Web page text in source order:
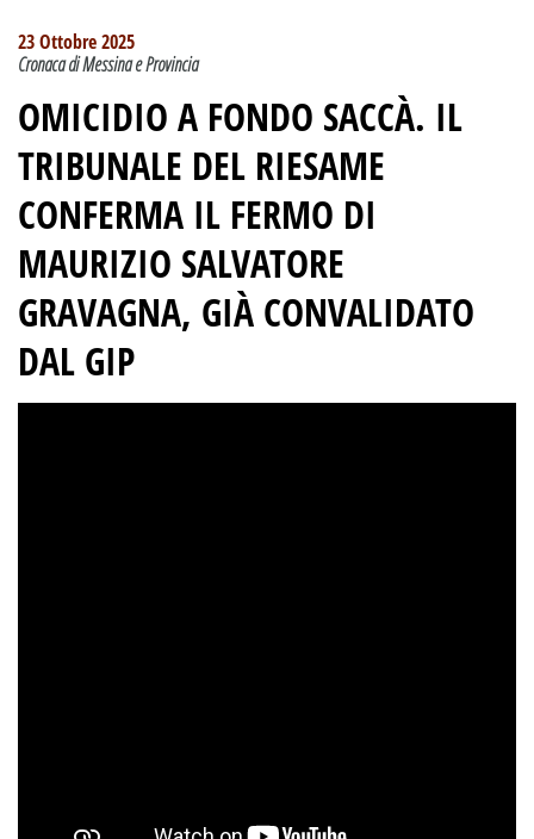
23 Ottobre 2025
Cronaca di Messina e Provincia
OMICIDIO A FONDO SACCÀ. IL
TRIBUNALE DEL RIESAME
CONFERMA IL FERMO DI
MAURIZIO SALVATORE
GRAVAGNA, GIÀ CONVALIDATO
DAL GIP